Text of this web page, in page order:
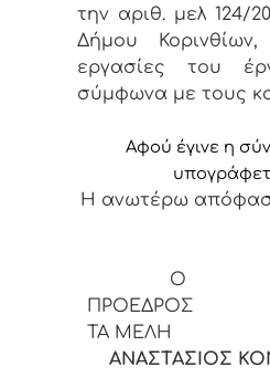
την αριθ. μελ 124/
Δήμου
εργασίες του
σύμφωνα με τους
Αφού έγινε η
Η ανωτέρω
Ο
ΤΑ ΜΕΛΗ
ΑΝΑΣΤΑΣΙΟΣ